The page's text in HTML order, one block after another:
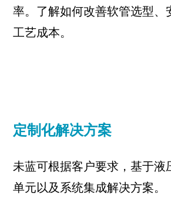
率。了解如何改善软管选型
工艺成本。
定制化解决方案
未蓝可根据客户要求，基于液
单元以及系统集成解决方案。